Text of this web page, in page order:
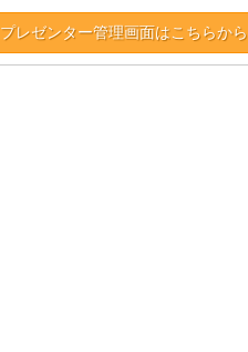
プレゼンター管理画面はこちらから